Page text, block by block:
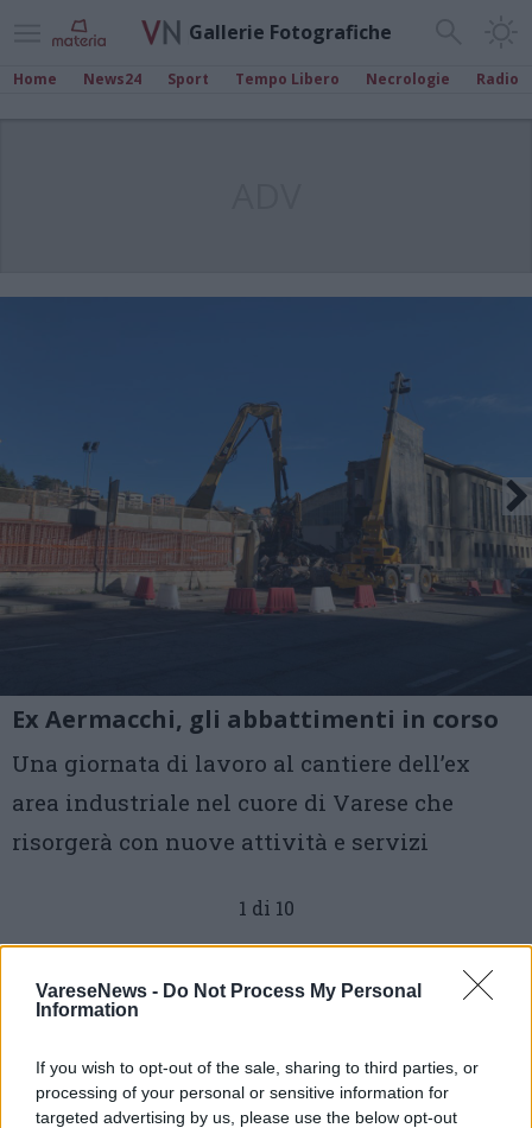
VareseNews - Do Not Process My Personal
Information
If you wish to opt-out of the sale, sharing to third parties, or
processing of your personal or sensitive information for
targeted advertising by us, please use the below opt-out
Gallerie Fotografiche
Home News24 Sport Tempo Libero Necrologie Radio
Ex Aermacchi, gli abbattimenti in corso
Una giornata di lavoro al cantiere dell’ex
area industriale nel cuore di Varese che
risorgerà con nuove attività e servizi
1 di 10
TAG
Leggi l'articolo:
Addio elefantino: se ne va lo stemma della Cagiva
durante le demolizioni nell’ex Aermacchi di Varese